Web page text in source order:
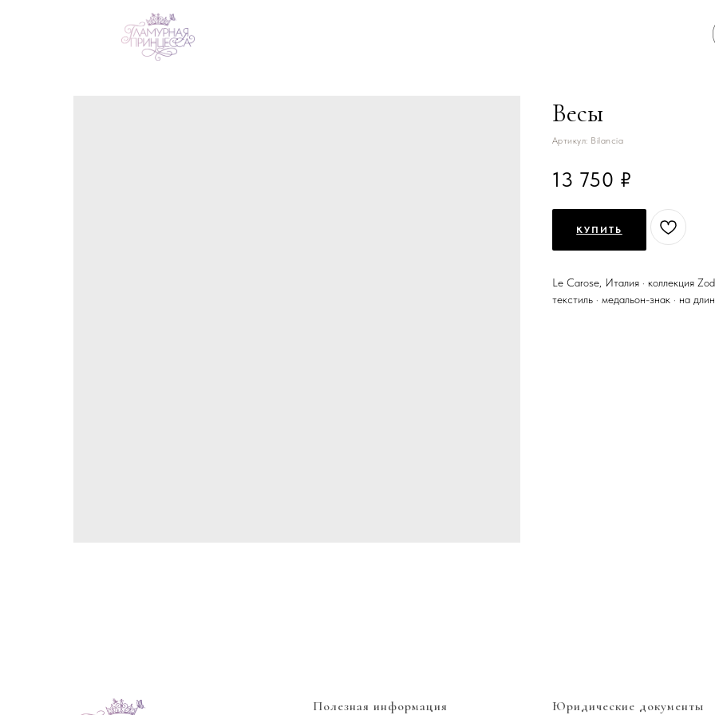
Весы
Артикул: Bilancia
13 750
КУПИТЬ
Le Carose, Италия · коллекция
текстиль · медальон-знак · на
Полезная информация Юридические документы